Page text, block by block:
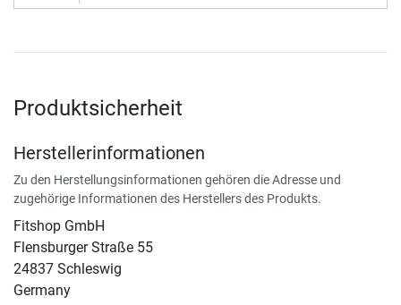
Produktsicherheit
Herstellerinformationen
Zu den Herstellungsinformationen gehören die Adresse und
zugehörige Informationen des Herstellers des Produkts.
Fitshop GmbH
Flensburger Straße 55
24837 Schleswig
Germany